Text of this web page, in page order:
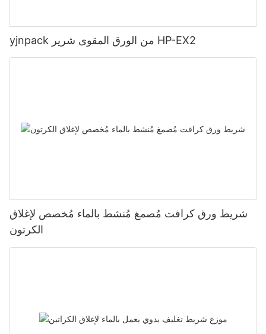
yjnpack من الورق المقوى شرير HP-EX2
شريط ورق كرافت مُصمغ مُنشط بالماء مُخصص لإغلاق
الكرتون